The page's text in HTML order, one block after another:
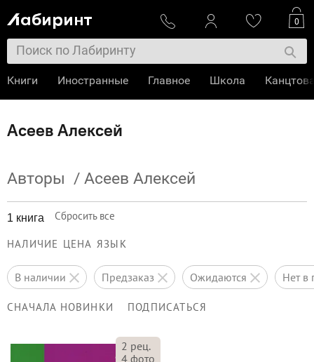
Асеев Алексей
Авторы / Асеев Алексей
1 книга Сбросить все
НАЛИЧИЕ ЦЕНА ЯЗЫК
в наличии предзаказ ожидаются нет
СНАЧАЛА НОВИНКИ ПОДПИСАТЬСЯ
2 рец.
4 фото
0
Книги Иностранные Главное Школа